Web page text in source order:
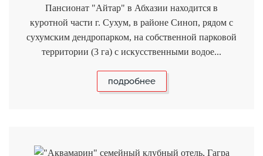
Пансионат "Айтар" в Абхазии находится в
куротной части г. Сухум, в районе Синоп, рядом с
сухумским дендропарком, на собственной парковой
территории (3 га) с искусственными водое...
подробнее